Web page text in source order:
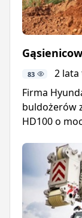
83
2 lata
Firma
buldożerów
HD100 o